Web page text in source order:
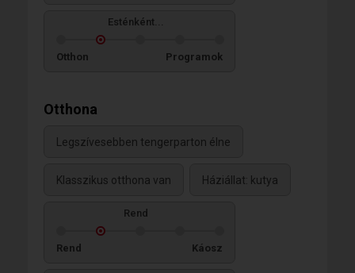
Esténként...
Otthon Programok
Otthona
Legszívesebben tengerparton élne
Klasszikus otthona van Háziállat: kutya
Rend
Rend Káosz